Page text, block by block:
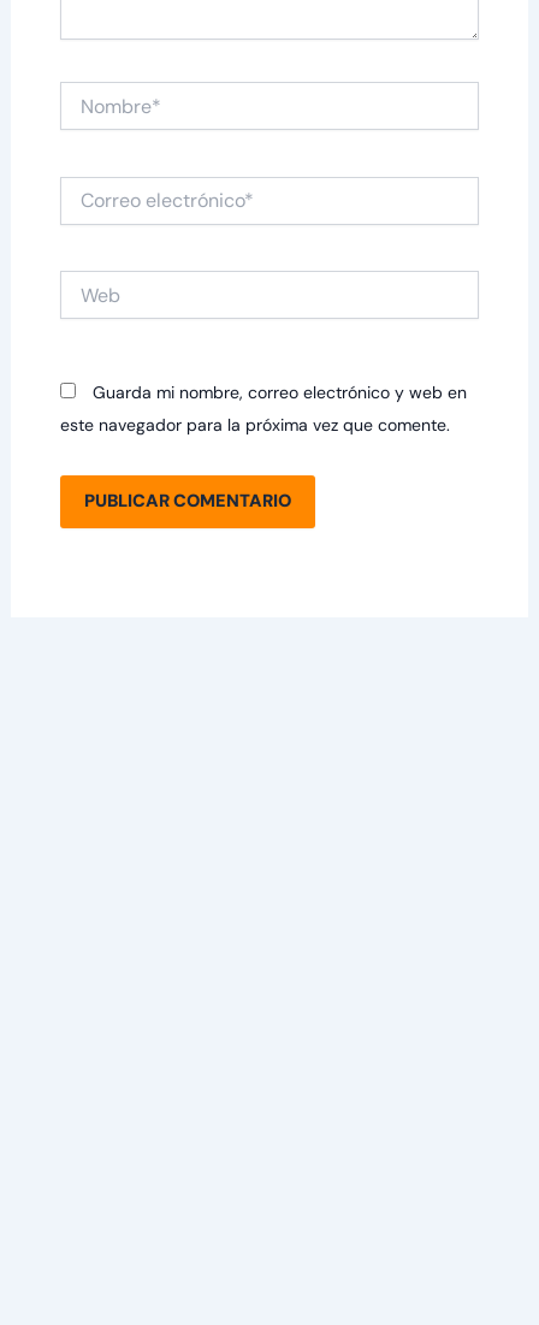
Correo
electrónico*
Guarda mi nombre, correo electrónico y web en
este navegador para la próxima vez que comente.